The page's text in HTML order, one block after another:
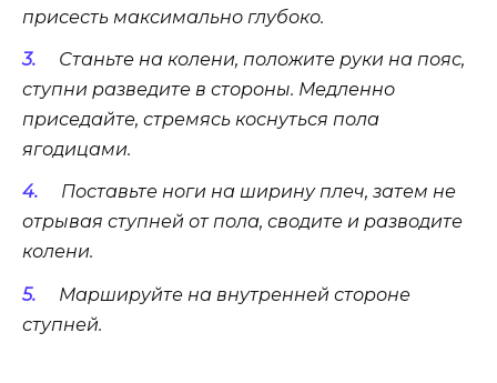
присесть максимально глубоко.
Станьте на колени, положите руки на пояс,
ступни разведите в стороны. Медленно
приседайте, стремясь коснуться пола
ягодицами.
Поставьте ноги на ширину плеч, затем не
отрывая ступней от пола, сводите и разводите
колени.
Маршируйте на внутренней стороне
ступней.